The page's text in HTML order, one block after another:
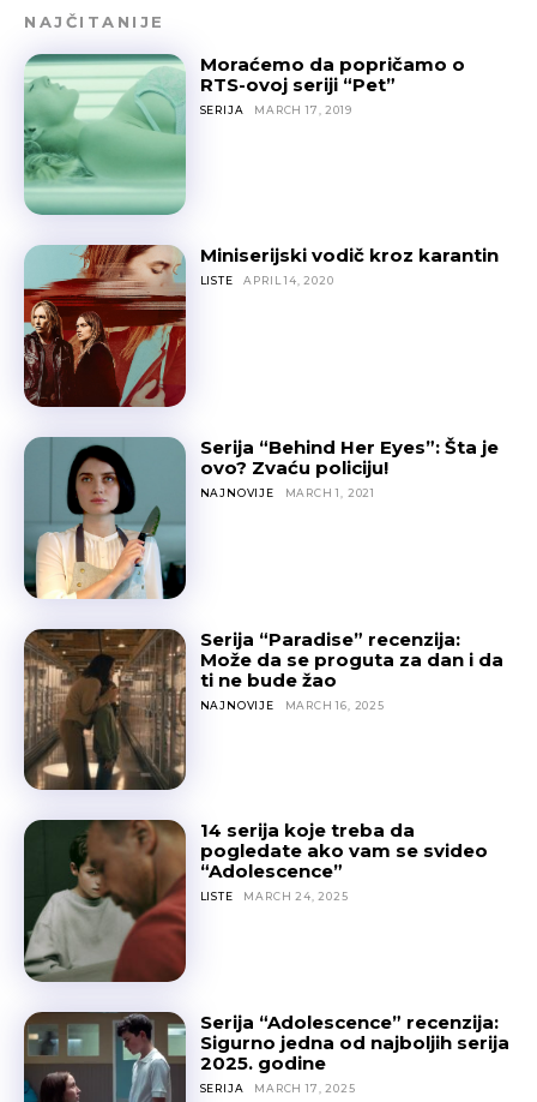
NAJČITANIJE
Moraćemo da popričamo o
RTS-ovoj seriji “Pet”
SERIJA MARCH 17, 2019
Miniserijski vodič kroz karantin
LISTE APRIL 14, 2020
Serija “Behind Her Eyes”: Šta je
ovo? Zvaću policiju!
NAJNOVIJE MARCH 1, 2021
Serija “Paradise” recenzija:
Može da se proguta za dan i da
ti ne bude žao
NAJNOVIJE MARCH 16, 2025
14 serija koje treba da
pogledate ako vam se svideo
“Adolescence”
LISTE MARCH 24, 2025
Serija “Adolescence” recenzija:
Sigurno jedna od najboljih serija
2025. godine
SERIJA MARCH 17, 2025